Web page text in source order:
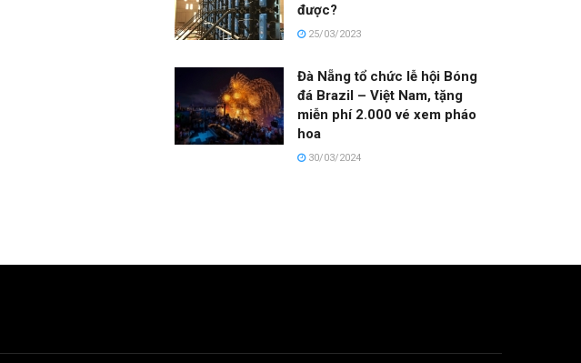
được?
25/03/2023
Đà Nẵng tổ chức lễ hội Bóng
đá Brazil – Việt Nam, tặng
miễn phí 2.000 vé xem pháo
hoa
30/03/2024